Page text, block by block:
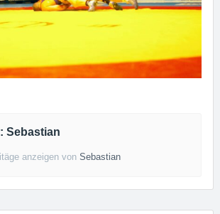
Sebastian
anzeigen vonSebastian